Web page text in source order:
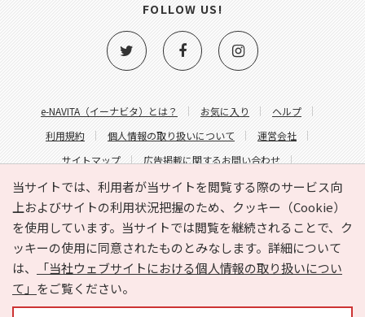
当サイトでは、利用者が当サイトを閲覧する際のサービス向
上およびサイトの利用状況把握のため、クッキー（Cookie）
を使用しています。当サイトでは閲覧を継続されることで、ク
ッキーの使用に同意されたものとみなします。詳細について
は、
「当社ウェブサイトにおける個人情報の取り扱いについ
て」 をご覧ください。
e-NAVITA（イーナビタ）とは？ お気に入り
ヘルプ
利用規約
個人情報の取り扱いについて
運営会社
サイトマップ
広告掲載に関するお問い合わせ
サイトの内容に関するお問い合わせ
FOLLOW US!
Copyright © HYOJITO.Co.,Ltd. All Rights Reserved.